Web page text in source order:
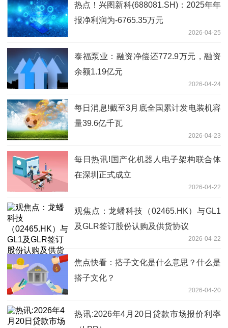
热点！兴图新科(688081.SH)：2025年年
报净利润为-6765.35万元
2026-04-25
泰福泵业：融资净偿还772.9万元，融资
余额1.19亿元
2026-04-24
每日消息!截至3月底全国累计发电装机容
量39.6亿千瓦
2026-04-23
每日热讯!国产化机器人电子架构联合体
在深圳正式成立
2026-04-22
观焦点：龙蟠科技（02465.HK）与GL1
及GLR签订股份认购及供货协议
2026-04-22
焦点快看：搭子文化是什么意思？什么是
搭子文化？
2026-04-20
热讯:2026年4月20日贷款市场报价利率